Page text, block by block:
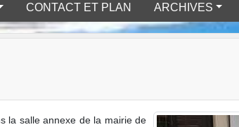
CONTACT ET PLAN ARCHIVES
la salle annexe de la mairie de